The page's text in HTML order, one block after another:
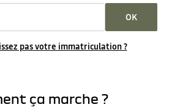
OK
pas votre immatriculation ?
ça marche ?